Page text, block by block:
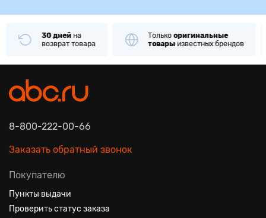
30 днейна
возврат товара
Толькооригинальные
товарыизвестных брендов
8-800-222-00-66
Заказать обратный звонок
Покупателю
Пункты выдачи
Проверить статус заказа